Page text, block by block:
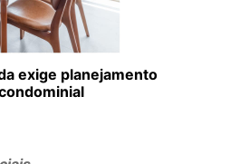
exige planejamento